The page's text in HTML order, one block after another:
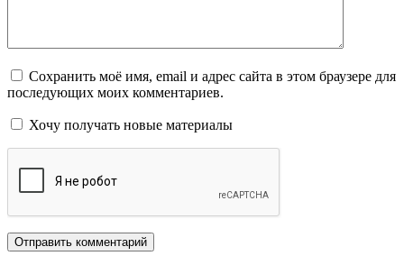
Сохранить моё имя, email и адрес сайта в этом браузере для
последующих моих комментариев.
Хочу получать новые материалы